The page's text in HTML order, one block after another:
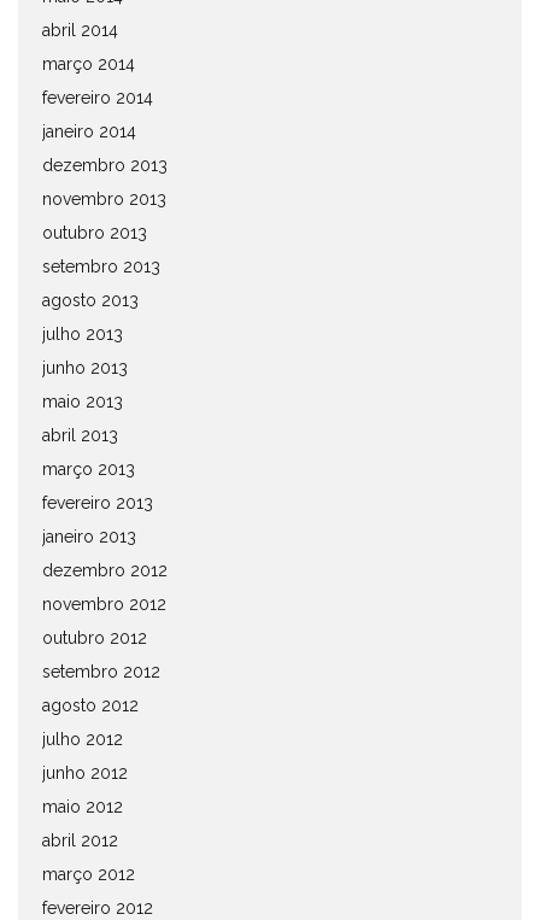
abril 2014
março 2014
fevereiro 2014
janeiro 2014
dezembro 2013
novembro 2013
outubro 2013
setembro 2013
agosto 2013
julho 2013
junho 2013
maio 2013
abril 2013
março 2013
fevereiro 2013
janeiro 2013
dezembro 2012
novembro 2012
outubro 2012
setembro 2012
agosto 2012
julho 2012
junho 2012
maio 2012
abril 2012
março 2012
fevereiro 2012